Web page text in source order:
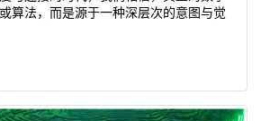
算法，而是源于一种深层次的意图与觉